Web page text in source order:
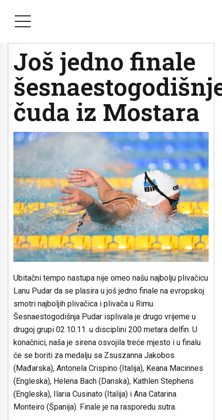
Još jedno finale
čuda iz Mostara
Ubitačni tempo nastupa nije omeo našu najbolju plivačicu
Lanu Pudar da se plasira u još jedno finale na evropskoj
smotri najboljih plivačica i plivača u Rimu.
Šesnaestogodišnja Pudar isplivala je drugo vrijeme u
drugoj grupi 02.10.11. u disciplini 200 metara delfin. U
konačnici, naša je sirena osvojila treće mjesto i u finalu
će se boriti za medalju sa Zsuszanna Jakobos
(Mađarska), Antonela Crispino (Italija), Keana Macinnes
(Engleska), Helena Bach (Danska), Kathlen Stephens
(Engleska), Ilaria Cusinato (Italija) i Ana Catarina
Monteiro (Španija). Finale je na rasporedu sutra.